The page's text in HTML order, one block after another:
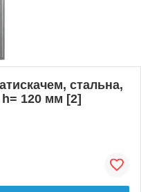
стальна,
120 мм [2]